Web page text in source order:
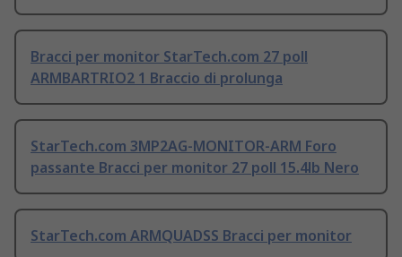
Bracci per monitor StarTech.com 27 poll
ARMBARTRIO2 1 Braccio di prolunga
StarTech.com 3MP2AG-MONITOR-ARM Foro
passante Bracci per monitor 27 poll 15.4lb Nero
StarTech.com ARMQUADSS Bracci per monitor